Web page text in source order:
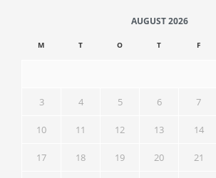
AUGUST 2026
M T O T F
3 4 5 6 7
10 11 12 13 14
17 18 19 20 21